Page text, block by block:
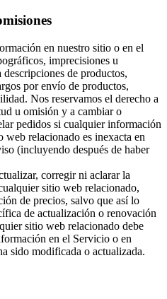
en nuestro sitio o en el
imprecisiones u
de productos,
por envío de productos,
Nos reservamos el derecho a
u omisión y a cambiar o
pedidos si cualquier información
relacionado es inexacta en
(incluyendo después de haber
corregir ni aclarar la
sitio web relacionado,
de precios, salvo que así lo
de actualización o renovación
sitio web relacionado debe
en el Servicio o en
sido modificada o actualizada.